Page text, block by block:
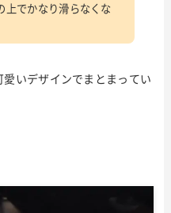
上でかなり滑らなくな
いデザインでまとまってい